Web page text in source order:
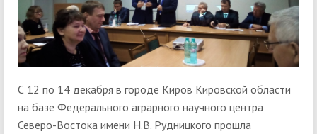
С 12 по 14 декабря в городе Киров Кировской области
на базе Федерального аграрного научного центра
Северо-Востока имени Н.В. Рудницкого прошла